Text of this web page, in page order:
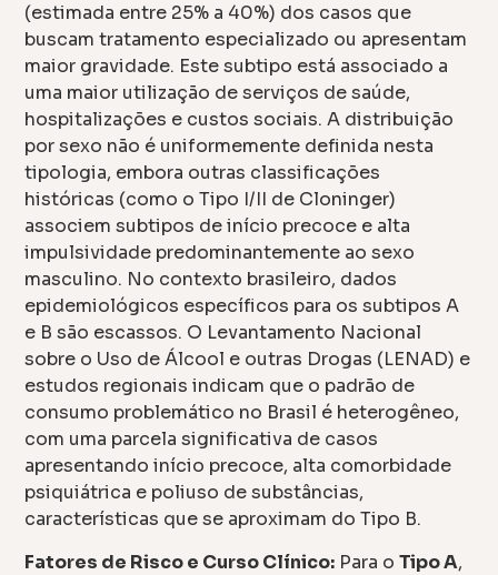
(estimada entre 25% a 40%) dos casos que
buscam tratamento especializado ou apresentam
maior gravidade. Este subtipo está associado a
uma maior utilização de serviços de saúde,
hospitalizações e custos sociais. A distribuição
por sexo não é uniformemente definida nesta
tipologia, embora outras classificações
históricas (como o Tipo I/II de Cloninger)
associem subtipos de início precoce e alta
impulsividade predominantemente ao sexo
masculino. No contexto brasileiro, dados
epidemiológicos específicos para os subtipos A
e B são escassos. O Levantamento Nacional
sobre o Uso de Álcool e outras Drogas (LENAD) e
estudos regionais indicam que o padrão de
consumo problemático no Brasil é heterogêneo,
com uma parcela significativa de casos
apresentando início precoce, alta comorbidade
psiquiátrica e poliuso de substâncias,
características que se aproximam do Tipo B.
Fatores de Risco e Curso Clínico: Para oTipo A,